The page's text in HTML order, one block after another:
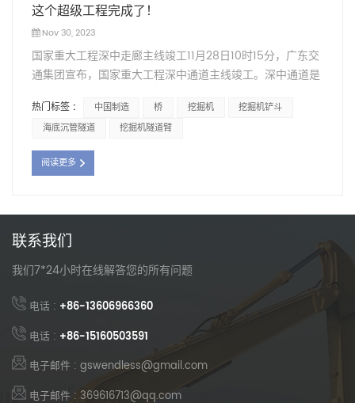
计，适应断层破碎带、软岩大变形、突发泥水、低瓦斯等不
良地质，保证TBM在地质适宜时持续、平衡、快速掘进。遇
到不良地质时，能够安全平稳通过，提高了开放式TBM应对
复杂地质隧道的能力。 此次，&ldquo;蜀昌一号&rdquo;露
路隧道工程安全高效建设的重要举措。未来，铁建重工将与
蜀道集团四川路桥精诚合作，为盐源隧道早日竣工共同努
力。
这个超级工程完成了！
Nov 30, 2023
国家重大工程深中走廊主线竣工11月28日10时15分，广东交
通集团宣布，国家重大工程深中通道主线竣工。深中通道是
联”于一体的跨海集群工程。工程采用东隧道、西桥梁方案。
该线路以深圳机场立交为起点，与广深沿海高速二期衔接，
向西穿越珠江口，降落中山马鞍岛，与在建高速公路接驳，
通过连接线实现登陆海峡两岸的深圳、中山、广州。项目全
目前，项目正在全力推进房屋、机电及附属工程建设。计划
于2024年建成通车，届时中山至深圳的车程将由约2小时缩
热门标签 : 中国制造 桥 挖掘机
挖掘机铲斗
海底沉管隧道
挖掘机隧道臂
阅读更多
联系我们
我们7*24小时在线解答您的所有问题
电话 : +86-13606966360
电话 : +86-15160503591
电子邮件 : gswendless@gmail.com
电子邮件 : 369616713@qq.com